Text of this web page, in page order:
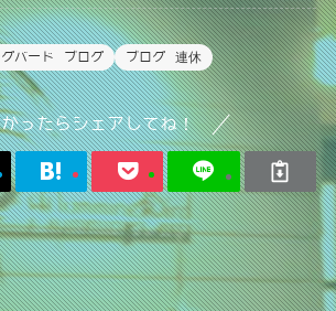
グバード ブログ ブログ 連休
ったらシェアしてね！